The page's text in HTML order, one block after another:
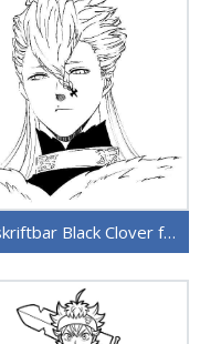
Utskriftbar Black Clover for barn